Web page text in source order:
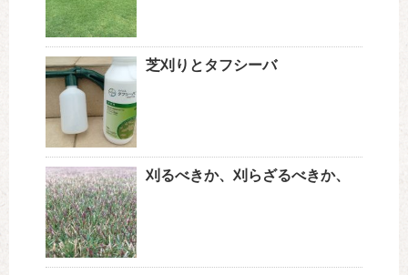
芝刈りとタフシーバ
刈るべきか、刈らざるべきか、